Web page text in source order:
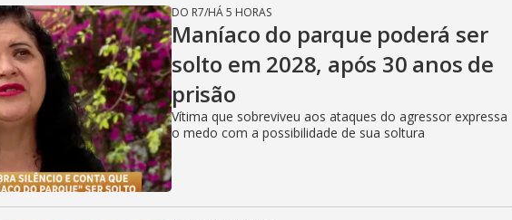
DO R7/HÁ 5 HORAS
Maníaco do parque poderá ser
solto em 2028, após 30 anos de
prisão
Vítima que sobreviveu aos ataques do agressor expressa
o medo com a possibilidade de sua soltura